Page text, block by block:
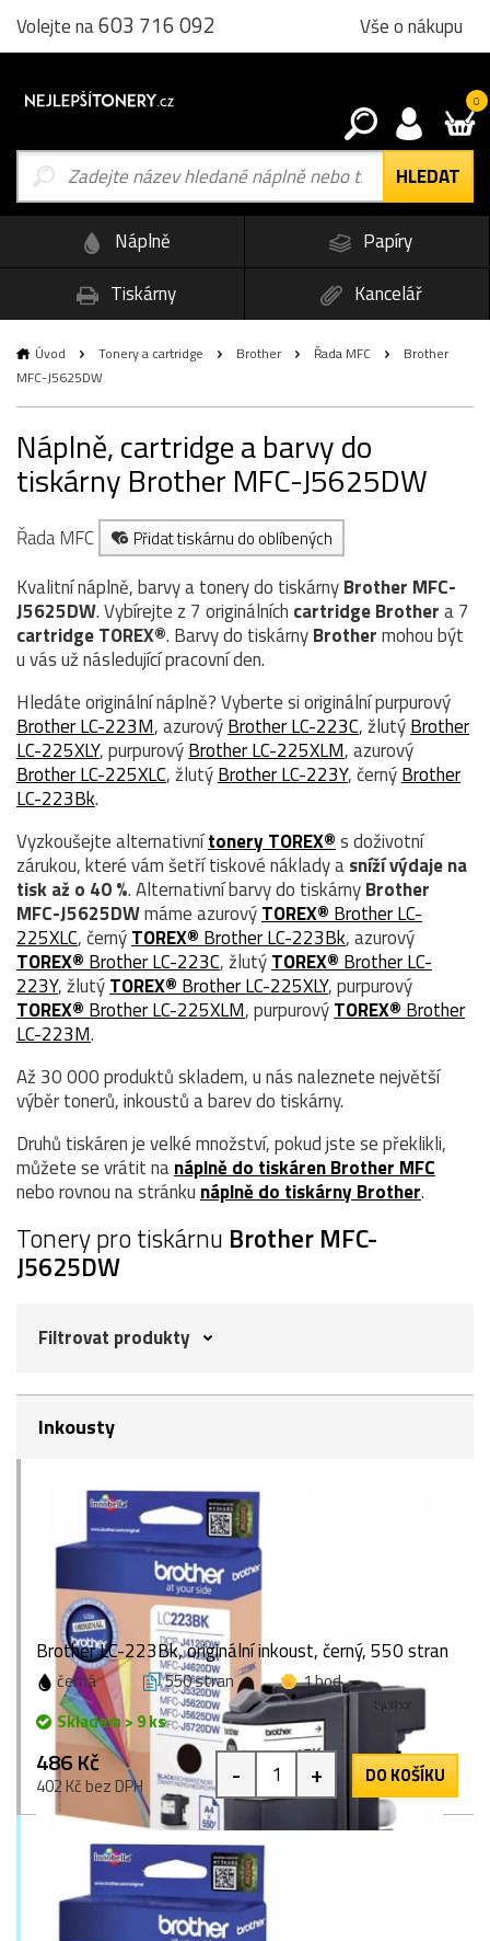
Volejte na603 716 092 Vše o nákupu
0
Náplně
Papíry
Tiskárny
Kancelář
Úvod Tonery a cartridge Brother Řada MFC
Brother
MFC-J5625DW
Náplně, cartridge a barvy do
tiskárny Brother MFC-J5625DW
Řada MFC Přidat tiskárnu do oblíbených
Kvalitní náplně, barvy a tonery do tiskárnyBrother MFC-
J5625DW. Vybírejte z 7 originálních cartridgeBrothera 7
cartridge TOREX®. Barvy do tiskárnyBrothermohou být
u vás už následující pracovní den.
Hledáte originální náplně? Vyberte si originální purpurový
Brother LC-223M, azurovýBrother LC-223C, žlutýBrother
LC-225XLY, purpurovýBrother LC-225XLM, azurový
Brother LC-225XLC, žlutýBrother LC-223Y, černýBrother
LC-223Bk.
Vyzkoušejte alternativnítonery TOREX®s doživotní
zárukou, které vám šetří tiskové náklady asníží výdaje na
tisk až o 40 %. Alternativní barvy do tiskárnyBrother
MFC-J5625DWmáme azurovýTOREX® Brother LC-
225XLC, černýTOREX® Brother LC-223Bk, azurový
TOREX® Brother LC-223C, žlutýTOREX® Brother LC-
223Y, žlutýTOREX® Brother LC-225XLY, purpurový
TOREX® Brother LC-225XLM, purpurovýTOREX® Brother
LC-223M.
Až 30 000 produktů skladem, u nás naleznete největší
výběr tonerů, inkoustů a barev do tiskárny.
Druhů tiskáren je velké množství, pokud jste se překlikli,
můžete se vrátit nanáplně do tiskáren Brother MFC
nebo rovnou na stránku náplně do tiskárny Brother.
Tonery pro tiskárnu Brother MFC-
J5625DW
Filtrovat produkty
Inkousty
Brother LC-223Bk, originální inkoust, černý, 550 stran
černá 550 stran
1 bod
Skladem > 9 ks
486 Kč
402 Kč bez DPH - + DO KOŠÍKU